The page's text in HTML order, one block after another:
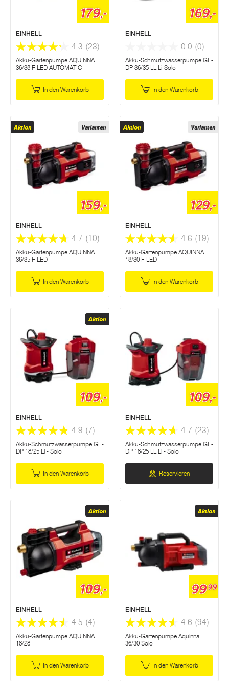
179,-
EINHELL
4.3 (23)
Akku-Gartenpumpe AQUINNA
36/38 F LED AUTOMATIC
In den Warenkorb
169,-
EINHELL
0.0 (0)
Akku-Schmutzwasserpumpe GE-
DP 36/35 LL Li-Solo
In den Warenkorb
Varianten
Aktion
159,-
EINHELL
4.7 (10)
Akku-Gartenpumpe AQUINNA
36/35 F LED
In den Warenkorb
Varianten
Aktion
129,-
EINHELL
4.6 (19)
Akku-Gartenpumpe AQUINNA
18/30 F LED
In den Warenkorb
Aktion
109,-
EINHELL
4.9 (7)
Akku-Schmutzwasserpumpe GE-
DP 18/25 Li - Solo
In den Warenkorb
109,-
EINHELL
4.7 (23)
Akku-Schmutzwasserpumpe GE-
DP 18/25 LL Li - Solo
Reservieren
Aktion
109,-
EINHELL
4.5 (4)
Akku-Gartenpumpe AQUINNA
18/28
In den Warenkorb
Aktion
9999
EINHELL
4.6 (94)
Akku-Gartenpumpe Aquinna
36/30 Solo
In den Warenkorb